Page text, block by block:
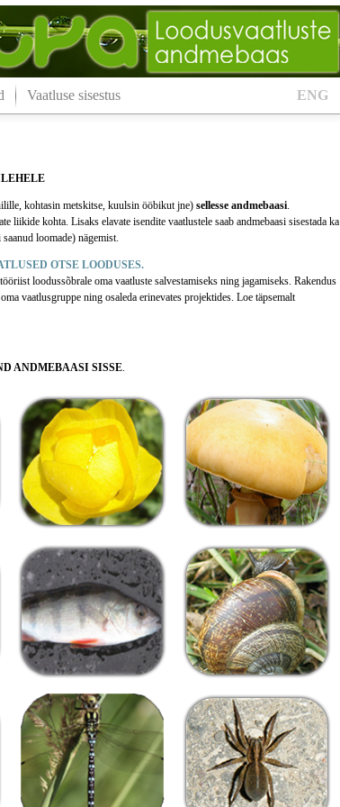
ENG
Vaatluse sisestus
kohtasin metskitse, kuulsin ööbikut jne) sellesse andmebaasi.
kohta. Lisaks elavate isendite vaatlustele saab andmebaasi sisestada ka
loomade) nägemist.
OTSE LOODUSES.
loodussõbrale oma vaatluste salvestamiseks ning jagamiseks. Rakendus
vaatlusgruppe ning osaleda erinevates projektides. Loe täpsemalt
ANDMEBAASI SISSE.